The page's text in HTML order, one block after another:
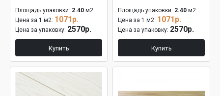
Площадь упаковки: 2.40 м2
Цена за 1 м2: 1071р.
Цена за упаковку: 2570р.
Купить
Площадь упаковки: 2.40 м2
Цена за 1 м2: 1071р.
Цена за упаковку: 2570р.
Купить